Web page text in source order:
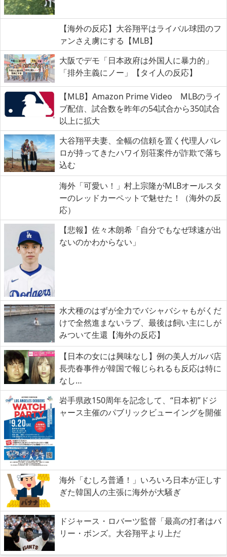
【海外の反応】大谷翔平はライバル球団のフ
ァンさえ虜にする【MLB】
大阪でデモ「日本政府は外国人に暴力的」
「排外主義にノー」【タイ人の反応】
【MLB】Amazon Prime Video MLBのライ
ブ配信、試合数を昨年の54試合から350試合
以上に拡大
大谷翔平夫妻、全幅の信頼を置く代理人バレ
ロが持ってきたハワイ別荘案件が詐欺で落ち
込む
海外「可愛い！」村上宗隆がMLBオールスタ
ーのレッドカーペットで魅せた！（海外の反
応）
【悲報】佐々木朗希「自分でもなぜ球速が出
ないのかわからない」
水犬種のはずが全力でバシャバシャもがくだ
けで全然進まないラブ、最後は飼い主にしが
みついて生還【海外の反応】
【日本の女には興味なし】例の美人ガルバ店
長売春事件が韓国で報じられるも反応は特に
なし…
岩手県政150周年を記念して、“日本初”ドジ
ャース主催のパブリックビューイングを開催
海外「むしろ普通！」いろいろ日本が正しす
ぎた韓国人の主張に海外が大騒ぎ
ドジャース・ロバーツ監督「最高の打者はバ
リー・ボンズ。大谷翔平より上だ